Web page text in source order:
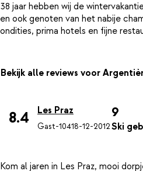
38 jaar hebben wij de
en ook genoten van het nabije
Bekijk alle reviews voor
8.4 Les Praz
Gast-10418-12-2012
9
Ski
Kom al jaren in Les Praz, mooi